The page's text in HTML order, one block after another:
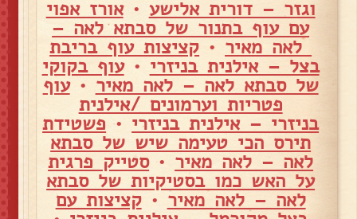
וגזר – דורית אלישע •אורז אפוי
עם עוף בתנור של סבתא לאה –
לאה מאיר • קציצות עוף בריבת
בצל – אילנית בניזרי •עוף בקוקי
של סבתא לאה – לאה מאיר •עוף
פטריות וערמונים /אילנית
בניזרי – אילנית בניזרי • פשטידת
תירס הכי טעימה שיש של סבתא
לאה – לאה מאיר •סטייק פרגית
על האש כמו בסטיקיות של סבתא
לאה – לאה מאיר •קציצות עם